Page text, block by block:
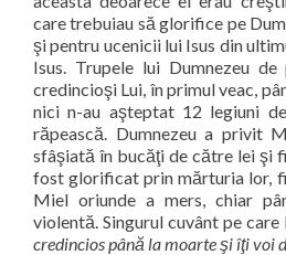
care trebuiau să glorifice pe
şi pentru ucenicii lui Isus din
Isus. Trupele lui Dumnezeu
credincioşi Lui, în primul veac,
nici n-au aşteptat 12 legiuni
răpească. Dumnezeu a privit
sfâşiată în bucăţi de către lei şi
fost glorificat prin mărturia lor,
Miel oriunde a mers, chiar
violentă. Singurul cuvânt pe care
credincios până la moarte şi îţi voi